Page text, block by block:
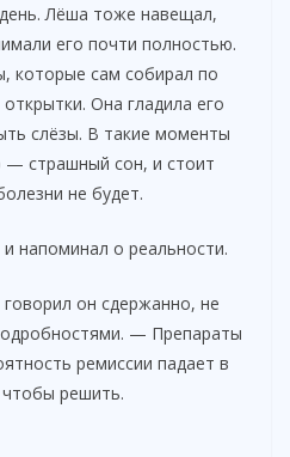
Лёша тоже навещал,
его почти полностью.
которые сам собирал по
Она гладила его
слёзы. В такие моменты
— страшный сон, и стоит
не будет.
напоминал о реальности.
он сдержанно, не
— Препараты
ремиссии падает в
чтобы решить.